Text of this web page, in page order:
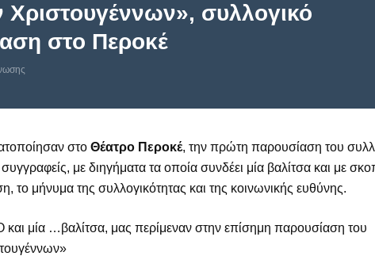
Χριστουγέννων», συλλογικό
στο Περοκέ
στο Θέατρο Περοκέ, την πρώτη παρουσίαση του
με διηγήματα τα οποία συνδέει μία βαλίτσα και με
μήνυμα της συλλογικότητας και της κοινωνικής ευθύνης.
μία …βαλίτσα, μας περίμεναν στην επίσημη παρουσίαση του